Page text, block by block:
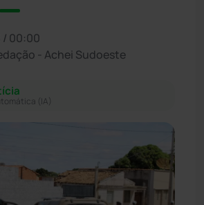
/ 00:00
- Achei Sudoeste
(IA)